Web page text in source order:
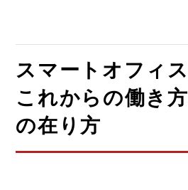
スマートオフィ
これからの働き
の在り方